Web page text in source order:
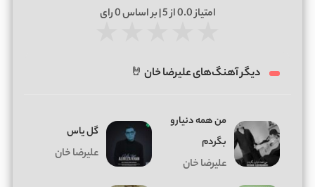
امتیاز0.0از 5 | بر اساس 0رای
دیگر آهنگ‌های علیرضا خان 🤘
من همه دنیارو
بگردم
علیرضا خان
گل یاس
علیرضا خان